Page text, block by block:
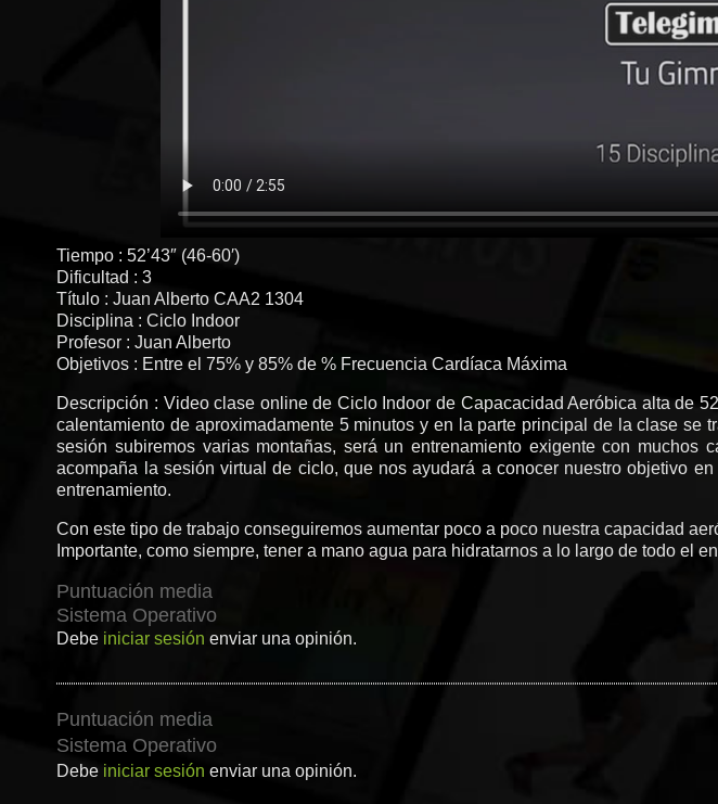
Tiempo : 52’43″ (46-60′)
Dificultad : 3
Título : Juan Alberto CAA2 1304
Disciplina : Ciclo Indoor
Profesor : Juan Alberto
Objetivos : Entre el 75% y 85% de % Frecuencia Cardíaca Máxima
Descripción : Video clase online de Ciclo Indoor de Capacacidad Aeróbica alta de
calentamiento de aproximadamente 5 minutos y en la parte principal de la clase
sesión subiremos varias montañas, será un entrenamiento exigente con
acompaña la sesión virtual de ciclo, que nos ayudará a conocer nuestro objetivo
entrenamiento.
Con este tipo de trabajo conseguiremos aumentar poco a poco nuestra capacidad
Importante, como siempre, tener a mano agua para hidratarnos a lo largo de todo el
Puntuación media
Sistema Operativo
Debe iniciar sesión enviar una opinión.
Puntuación media
Sistema Operativo
Debe iniciar sesión enviar una opinión.